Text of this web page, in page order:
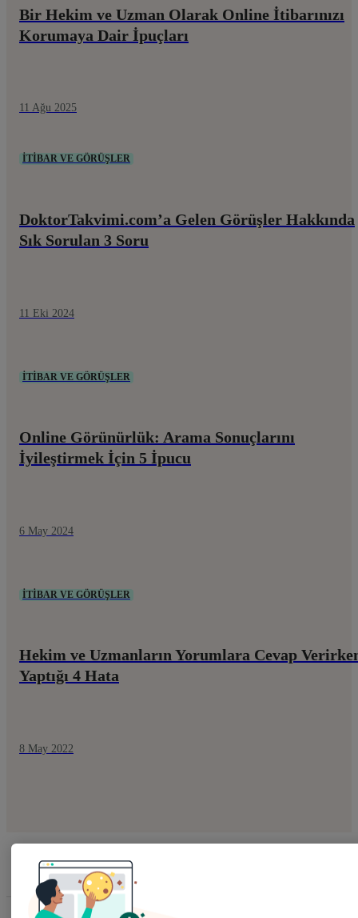
Bir Hekim ve Uzman Olarak Online İtibarınızı
Korumaya Dair İpuçları
11 Ağu 2025
İTIBAR VE GÖRÜŞLER
DoktorTakvimi.com’a Gelen Görüşler Hakkında
Sık Sorulan 3 Soru
11 Eki 2024
İTIBAR VE GÖRÜŞLER
Online Görünürlük: Arama Sonuçlarını
İyileştirmek İçin 5 İpucu
6 May 2024
İTIBAR VE GÖRÜŞLER
Hekim ve Uzmanların Yorumlara Cevap
Yaptığı 4 Hata
8 May 2022
Filters